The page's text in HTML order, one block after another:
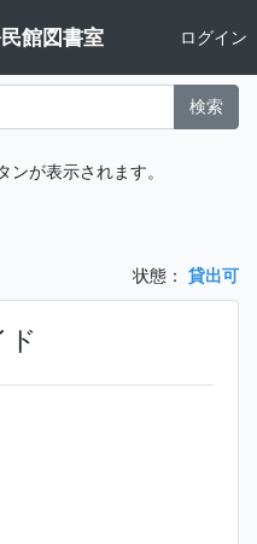
館図書室 ログイン
検索
ンが表示されます。
状態： 貸出可